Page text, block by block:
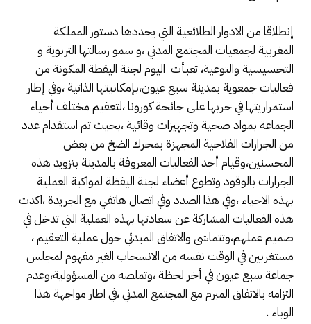
إنطلاقا من الادوار الطلائعية التي يحددها دستور المملكة
المغربية لجمعيات المجتمع المدني ،و سمو رسالتها التربوية و
التحسيسية والتوعية، تعبأت اليوم لجنة اليقطة المكونة من
فعاليات جمعوية بمدينة سبع عيون،بإمكانيتها الذاتية ،وفي إطار
استمراريتها في حربها على جائحة كورونا ،لتعقيم مختلف أحياء
الجماعة بمواد صحية وتجهيزات وقائية ،بحيث تم استقدام عدد
من الجرارات الفلاحية المجهزة بمحرك الضخ من بعض
المحسنين،وقيام أحد الفعاليات المعروفة بالمدينة بتزويد هذه
الجرارات بالوقود وتطوع أعضاء لجنة اليقظة لمواكبة العملية
بهذه الاحياء ،وفي هذا الصدد وفي اتصال هاتفي مع الجريدة ،اكدت
هذه الفعاليات المشاركة عن سعادتها بهذه العملية التي تدخل في
صميم عملهم،وتتماشى والاتفاق المبدئي حول عملية التعقيم ،
مستغربين في الوقت نفسه من الانسحاب الغير مفهوم لمجلس
جماعة سبع عيون في أخر لحظة ،وتملصه من المسؤولية،وعدم
التزامه بالاتفاق المبرم مع المجتمع المدني ،في اطار مواجهة هذا
الوباء .